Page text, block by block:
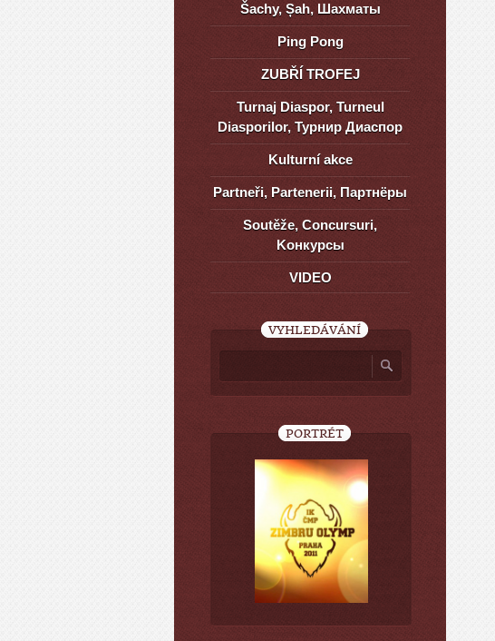
Šachy, Șah, Шахматы
Ping Pong
ZUBŘÍ TROFEJ
Turnaj Diaspor, Turneul
Diasporilor, Турнир Диаспор
Kulturní akce
Partneři, Partenerii, Партнёры
Soutěže, Concursuri,
Kонкурсы
VIDEO
VYHLEDÁVÁNÍ
PORTRÉT